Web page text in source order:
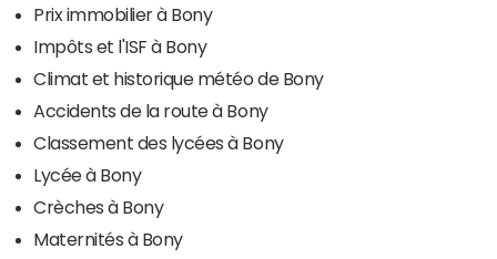
Prix immobilier à Bony
Impôts et l'ISF à Bony
Climat et historique météo de Bony
Accidents de la route à Bony
Classement des lycées à Bony
Lycée à Bony
Crèches à Bony
Maternités à Bony